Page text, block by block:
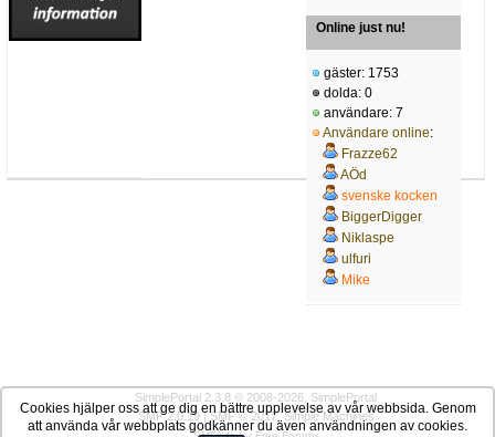
Online just nu!
gäster: 1753
dolda: 0
användare: 7
Användare online:
Frazze62
AÖd
svenske kocken
BiggerDigger
Niklaspe
ulfuri
Mike
SimplePortal 2.3.8 © 2008-2026, SimplePortal
SMF 2.0.19|SMF © 2017,Simple Machines
Cookies hjälper oss att ge dig en bättre upplevelse av vår webbsida. Genom
att använda vår webbplats godkänner du även användningen av cookies.